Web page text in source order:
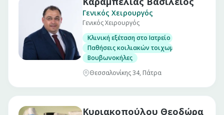
Γενικός Χειρουργός
Γενικός Χειρουργός
Κλινική εξέταση στο Ιατρείο
Παθήσεις κοιλιακών τοιχωμάτων
Βουβωνοκήλες
Θεσσαλονίκης 34, Πάτρα
Κυριακοπούλου Θεοδώρα